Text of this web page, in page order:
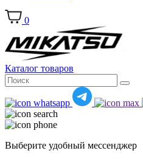
0
Каталог товаров
Поиск
for:
Выберите удобный мессенджер